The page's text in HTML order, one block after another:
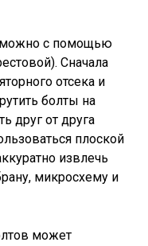
можно с помощью
Сначала
отсека и
болты на
друг от друга
плоской
извлечь
микросхему и
может